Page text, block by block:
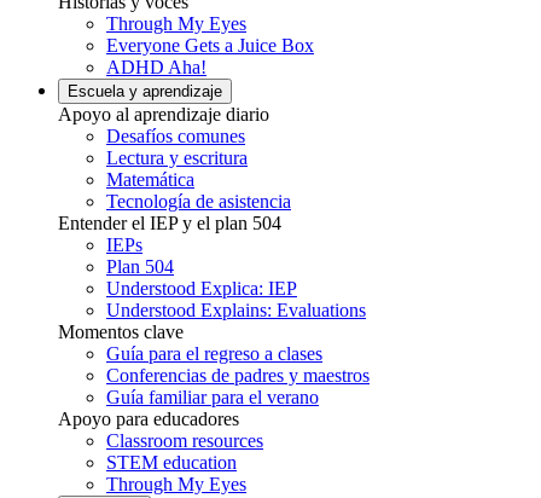
Through My Eyes
Everyone Gets a Juice Box
ADHD Aha!
Escuela y aprendizaje
Apoyo al aprendizaje diario
Desafíos comunes
Lectura y escritura
Matemática
Tecnología de asistencia
Entender el IEP y el plan 504
IEPs
Plan 504
Understood Explica: IEP
Understood Explains: Evaluations
Momentos clave
Guía para el regreso a clases
Conferencias de padres y maestros
Guía familiar para el verano
Apoyo para educadores
Classroom resources
STEM education
Through My Eyes